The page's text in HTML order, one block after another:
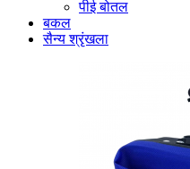
पीई बोतल
बकल
सैन्य श्रृंखला